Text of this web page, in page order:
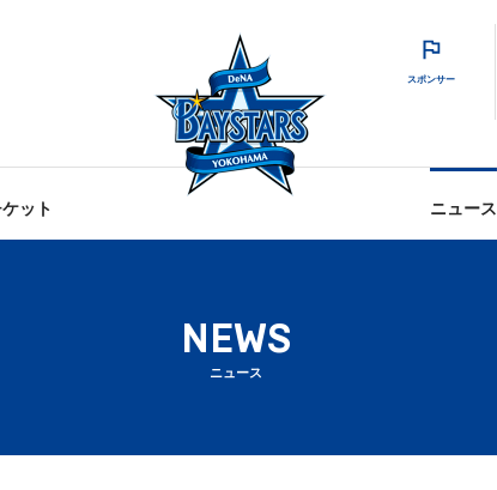
スポンサー
ット ニュース
NEWS
ニュース